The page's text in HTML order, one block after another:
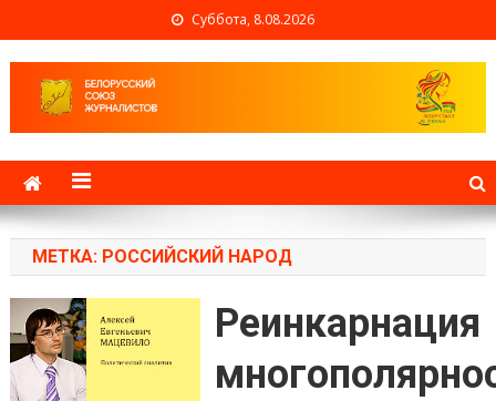
Суббота, 8.08.2026
Белорусский союз
журналистов
МЕТКА: РОССИЙСКИЙ НАРОД
Реинкарнация